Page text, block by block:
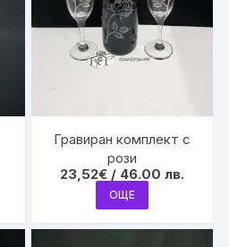
Гравиран комплект с
рози
23,52€ / 46.00 лв.
ОЩЕ